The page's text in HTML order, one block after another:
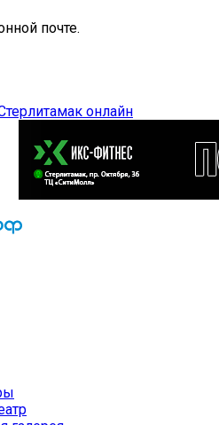
почте.
онлайн